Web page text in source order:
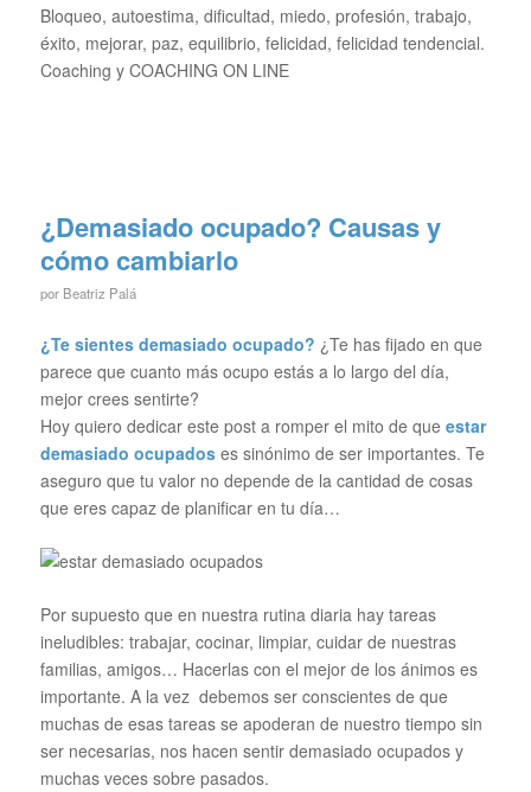
Bloqueo, autoestima, dificultad, miedo, profesión, trabajo,
éxito, mejorar, paz, equilibrio, felicidad, felicidad tendencial.
Coaching y COACHING ON LINE
¿Demasiado ocupado? Causas y
cómo cambiarlo
por Beatriz Palá
¿Te sientes demasiado ocupado? ¿Te has fijado en que
parece que cuanto más ocupo estás a lo largo del día,
mejor crees sentirte?
Hoy quiero dedicar este post a romper el mito de que estar
demasiado ocupadoses sinónimo de ser importantes. Te
aseguro que tu valor no depende de la cantidad de cosas
que eres capaz de planificar en tu día…
Por supuesto que en nuestra rutina diaria hay tareas
ineludibles: trabajar, cocinar, limpiar, cuidar de nuestras
familias, amigos… Hacerlas con el mejor de los ánimos es
importante. A la vez debemos ser conscientes de que
muchas de esas tareas se apoderan de nuestro tiempo sin
ser necesarias, nos hacen sentir demasiado ocupados y
muchas veces sobre pasados.